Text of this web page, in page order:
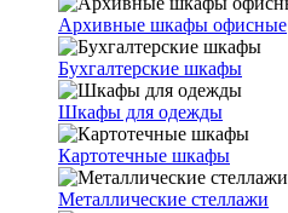
Архивные шкафы офисные
Бухгалтерские шкафы
Шкафы для одежды
Картотечные шкафы
Металлические стеллажи